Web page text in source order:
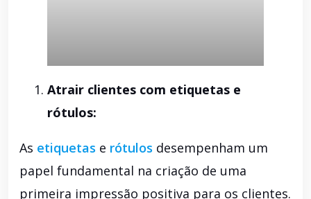
Atrair clientes com etiquetas e
rótulos:
As etiquetas e rótulos desempenham um
papel fundamental na criação de uma
primeira impressão positiva para os clientes.